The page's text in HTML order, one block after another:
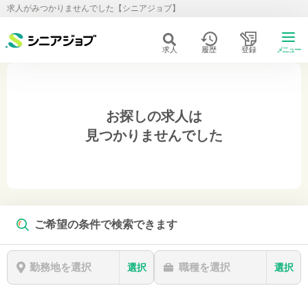
求人がみつかりませんでした【シニアジョブ】
求人 履歴 登録 メニュー
お探しの求人は
見つかりませんでした
ご希望の条件で検索できます
勤務地を選択 選択 職種を選択 選択